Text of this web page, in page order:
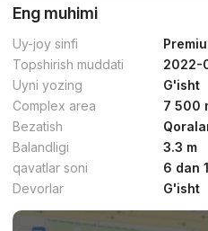
Eng muhimi
Uy-joy sinfi
Topshirish muddati
2022-
Uyni yozing
G'isht
Complex area
7 500
Bezatish
Balandligi
3.3 m
qavatlar soni
6 dan
Devorlar
G'isht